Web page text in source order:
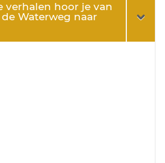
verhalen hoor je van
Waterweg naar